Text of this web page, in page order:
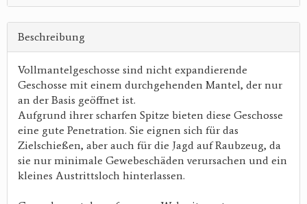
Beschreibung
Vollmantelgeschosse sind nicht expandierende
Geschosse mit einem durchgehenden Mantel, der nur
an der Basis geöffnet ist.
Aufgrund ihrer scharfen Spitze bieten diese Geschosse
eine gute Penetration. Sie eignen sich für das
Zielschießen, aber auch für die Jagd auf Raubzeug, da
sie nur minimale Gewebeschäden verursachen und ein
kleines Austrittsloch hinterlassen.